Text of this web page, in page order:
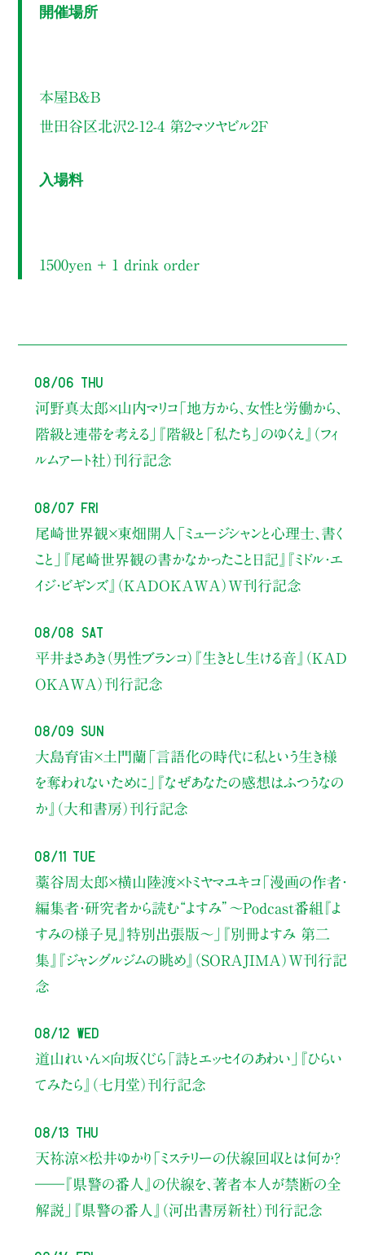
開催場所
本屋B&B
世田谷区北沢2-12-4 第2マツヤビル2F
入場料
1500yen ＋ 1 drink order
08/06 Thu
河野真太郎×山内マリコ「地方から、女性と労働から、
階級と連帯を考える」
『階級と「私たち」のゆくえ』（フィ
ルムアート社）刊行記念
08/07 Fri
尾崎世界観×東畑開人
「ミュージシャンと心理士、書く
こと」
『尾崎世界観の書かなかったこと日記』『ミドル・エ
イジ・ビギンズ』（KADOKAWA）W刊行記念
08/08 Sat
平井まさあき（男性ブランコ） 『生きとし生ける音』（KAD
OKAWA）刊行記念
08/09 Sun
大島育宙×土門蘭 「言語化の時代に私という生き様
を奪われないために」
『なぜあなたの感想はふつうなの
か』（大和書房）刊行記念
08/11 Tue
藁谷周太郎×横山陸渡×トミヤマユキコ「漫画の作者・
編集者・研究者から読む“よすみ” 〜Podcast番組『よ
すみの様子見』特別出張版〜」
『別冊よすみ 第二
集』『ジャングルジムの眺め』（SORAJIMA）W刊行記
念
08/12 Wed
道山れいん×向坂くじら 「詩とエッセイのあわい」
『ひらい
てみたら』（七月堂）刊行記念
08/13 Thu
天祢涼×松井ゆかり 「ミステリーの伏線回収とは何か？
――『県警の番人』の伏線を、著者本人が禁断の全
解説」
『県警の番人』（河出書房新社）刊行記念